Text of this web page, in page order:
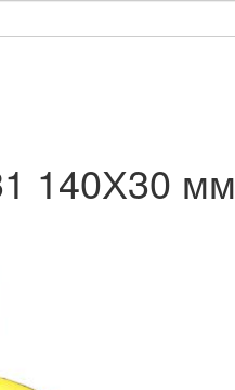
140Х30 мм